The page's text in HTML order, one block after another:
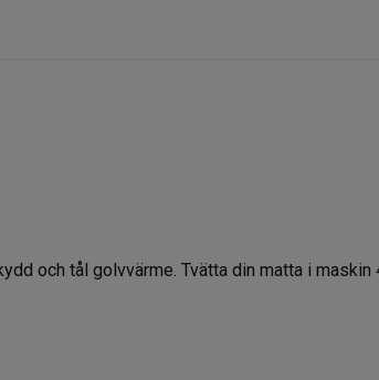
och tål golvvärme. Tvätta din matta i